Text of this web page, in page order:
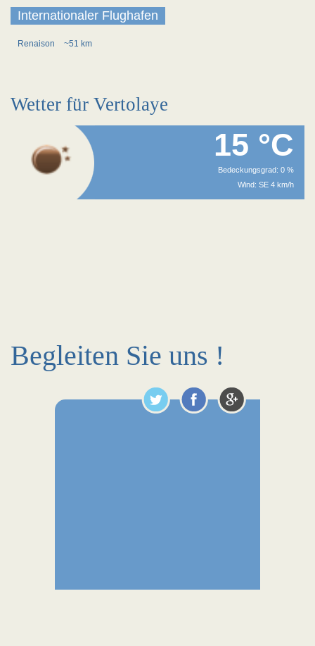
Internationaler Flughafen
Renaison ~51 km
Wetter für Vertolaye
15 °C
Bedeckungsgrad: 0 %
Wind: SE 4 km/h
Begleiten Sie uns !